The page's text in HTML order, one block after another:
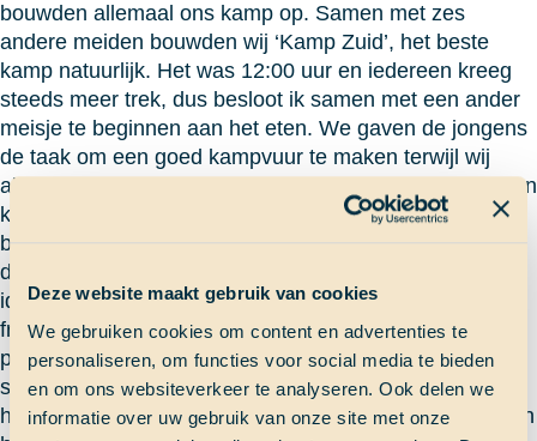
Deze website maakt gebruik van cookies
We gebruiken cookies om content en advertenties te
personaliseren, om functies voor social media te bieden
en om ons websiteverkeer te analyseren. Ook delen we
informatie over uw gebruik van onze site met onze
bouwden allemaal ons kamp op. Samen met zes
andere meiden bouwden wij ‘Kamp Zuid’, het beste
kamp natuurlijk. Het was 12:00 uur en iedereen kreeg
steeds meer trek, dus besloot ik samen met een ander
meisje te beginnen aan het eten. We gaven de jongens
de taak om een goed kampvuur te maken terwijl wij
alvast wat uien begonnen te snijden voor de lunch. Toen
kwamen we erachter dat we helemaal geen bordjes en
bestek hadden, dus gaven we ook een ander groepje
de taak om zich daarover te bekommeren. De gekste
ideeën voor een bord kwamen eruit: je flipper of een
frisbee? Uiteindelijk hebben we met de stengels van de
palmbladeren bakjes gemaakt. Het was echt een
superleuke dag. We hadden geen regen en waren de
hele tijd aan het chillen op het strand. Iedereen was aan